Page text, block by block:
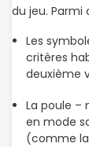
du jeu. Parmi
Les
critères
deuxième
La poule –
en mode
(comme